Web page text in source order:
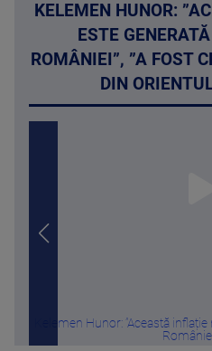
KELEMEN HUNOR:
ESTE
ROMÂNIEI”, ”A FOST
DIN
Kelemen Hunor: ”Această